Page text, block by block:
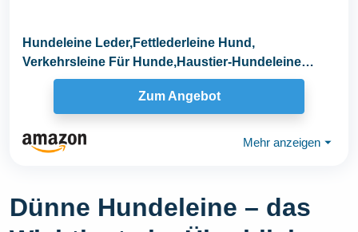
Hundeleine Leder,Fettlederleine Hund,
Verkehrsleine Für Hunde,Haustier-Hundeleine
Sicherheitsseil...
Zum Angebot
Mehr anzeigen ⏷
Dünne Hundeleine – das